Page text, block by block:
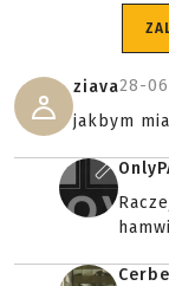
ziava28-
jakbym